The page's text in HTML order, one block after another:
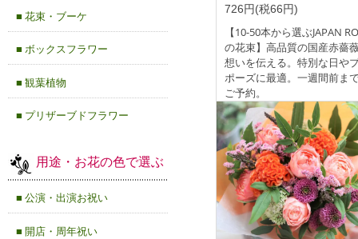
726円(税66円)
【10-50本から選ぶJAPAN
の花束】高品質の国産赤薔
想いを伝える。特別な日や
ポーズに最適。一週間前ま
ご予約。
■ 花束・ブーケ
■ ボックスフラワー
■ 観葉植物
■ プリザーブドフラワー
用途・お花の色で選ぶ
■ 公演・出演お祝い
■ 開店・周年祝い